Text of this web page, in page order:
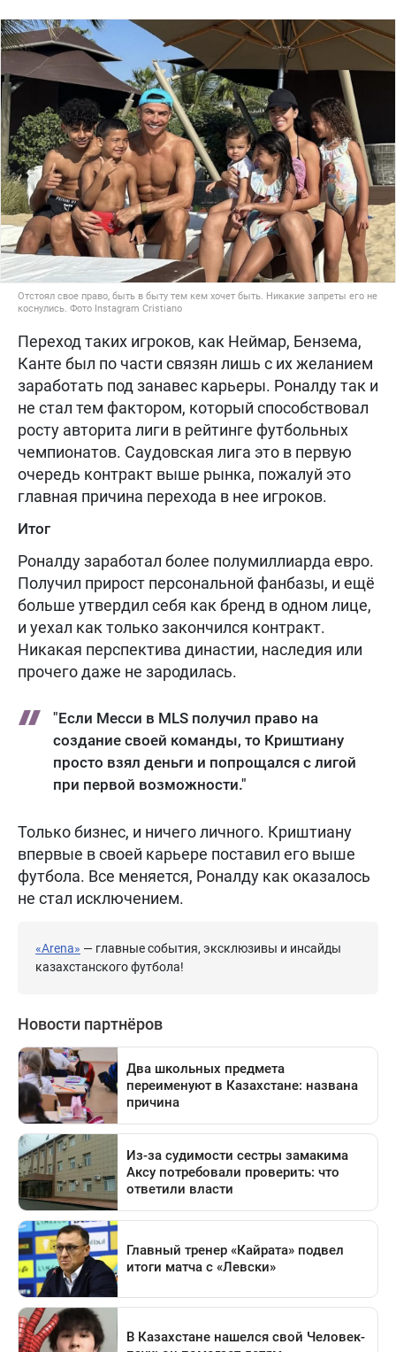
Отстоял свое право, быть в быту тем кем хочет быть. Никакие запреты его не
коснулись. Фото Instagram Cristiano
Переход таких игроков, как Неймар, Бензема,
Канте был по части связян лишь с их желанием
заработать под занавес карьеры. Роналду так и
не стал тем фактором, который способствовал
росту авторита лиги в рейтинге футбольных
чемпионатов. Саудовская лига это в первую
очередь контракт выше рынка, пожалуй это
главная причина перехода в нее игроков.
Итог
Роналду заработал более полумиллиарда евро.
Получил прирост персональной фанбазы, и ещё
больше утвердил себя как бренд в одном лице,
и уехал как только закончился контракт.
Никакая перспектива династии, наследия или
прочего даже не зародилась.
"Если Месси в MLS получил право на
создание своей команды, то Криштиану
просто взял деньги и попрощался с лигой
при первой возможности."
Только бизнес, и ничего личного. Криштиану
впервые в своей карьере поставил его выше
футбола. Все меняется, Роналду как оказалось
не стал исключением.
«Arena» — главные события, эксклюзивы и инсайды
казахстанского футбола!